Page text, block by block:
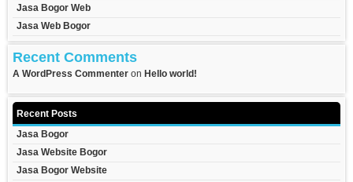
Jasa Bogor Web
Jasa Web Bogor
Recent Comments
A WordPress Commenter on Hello world!
Recent Posts
Jasa Bogor
Jasa Website Bogor
Jasa Bogor Website